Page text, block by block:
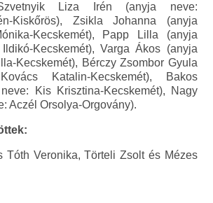
Liza Irén (anyja neve:
Kiskőrös), Zsikla Johanna (anyja
Kecskemét), Papp Lilla (anyja
Kecskemét), Varga Ákos (anyja
Kecskemét), Bérczy Zsombor Gyula
Katalin-Kecskemét), Bakos
Kis Krisztina-Kecskemét), Nagy
Aczél Orsolya-Orgovány).
Tóth Veronika, Törteli Zsolt és Mézes